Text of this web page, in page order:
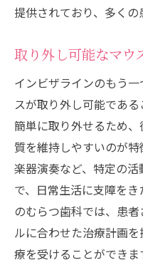
提供されており、多くの
取り外し可能なマウ
インビザラインのもう
スが取り外し可能であ
簡単に取り外せるため
質を維持しやすいのが
楽器演奏など、特定の
で、日常生活に支障を
のむらつ歯科では、患
ルに合わせた治療計画
療を受けることができま